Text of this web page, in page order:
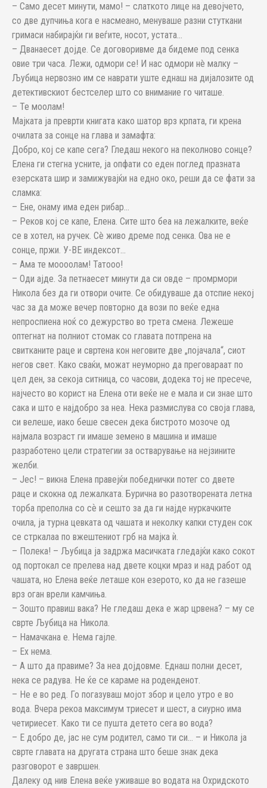
– Само десет минути, мамо! – слаткото лице на девојчето,
со две дупчиња кога е насмеано, менуваше разни стуткани
гримаси набирајќи ги веѓите, носот, устата…
– Дванаесет дојде. Се договоривме да бидеме под сенка
овие три часа. Лежи, одмори се! И нас одмори нè малку –
Љубица нервозно им се наврати уште еднаш на дијалозите од
детективскиот бестселер што со внимание го читаше.
– Те моолам!
Мајката ја преврти книгата како шатор врз крпата, ги крена
очилата за сонце на глава и замафта:
Добро, кој се капе сега? Гледаш некого на пеколново сонце?
Елена ги стегна усните, ја опфати со еден поглед празната
езерската шир и замижувајќи на едно око, реши да се фати за
сламка:
– Ене, онаму има еден рибар…
– Реков кој се капе, Елена. Сите што беа на лежалките, веќе
се в хотел, на ручек. Сè живо дреме под сенка. Ова не е
сонце, пржи. У-ВЕ индексот…
– Ама те моооолам! Татооо!
– Оди ајде. За петнаесет минути да си овде – промрмори
Никола без да ги отвори очите. Се обидуваше да отспие некој
час за да може вечер повторно да вози по веќе една
непроспиена ноќ со дежурство во трета смена. Лежеше
оптегнат на полниот стомак со главата потпрена на
свитканите раце и свртена кон неговите две „појачала“, сиот
негов свет. Како сваќи, можат неуморно да преговараат по
цел ден, за секоја ситница, со часови, додека тој не пресече,
најчесто во корист на Елена оти веќе не е мала и си знае што
сака и што е најдобро за неа. Нека размислува со своја глава,
си велеше, иако беше свесен дека бистрото мозоче од
најмала возраст ги имаше земено в машина и имаше
разработено цели стратегии за остварување на нејзините
желби.
– Јес! – викна Елена правејќи победнички потег со двете
раце и скокна од лежалката. Бурична во разотворената летна
торба преполна со сѐ и сешто за да ги најде нуркачките
очила, ја турна цевката од чашата и неколку капки студен сок
се стркалаа по вжештениот грб на мајка ѝ.
– Полека! – Љубица ја задржа масичката гледајќи како сокот
од портокал се прелева над двете коцки мраз и над работ од
чашата, но Елена веќе леташе кон езерото, ко да не газеше
врз оган врели камчиња.
– Зошто правиш вака? Не гледаш дека е жар црвена? – му се
сврте Љубица на Никола.
– Намачкана е. Нема гајле.
– Ех нема.
– А што да правиме? За неа дојдовме. Еднаш полни десет,
нека се радува. Не ќе се караме на роденденот.
– Не е во ред. Го погазуваш мојот збор и цело утро е во
вода. Вчера рекоа максимум триесет и шест, а сиурно има
четириесет. Како ти се пушта детето сега во вода?
– Е добро де, јас не сум родител, само ти си… – и Никола ја
сврте главата на другата страна што беше знак дека
разговорот е завршен.
Далеку од нив Елена веќе уживаше во водата на Охридското